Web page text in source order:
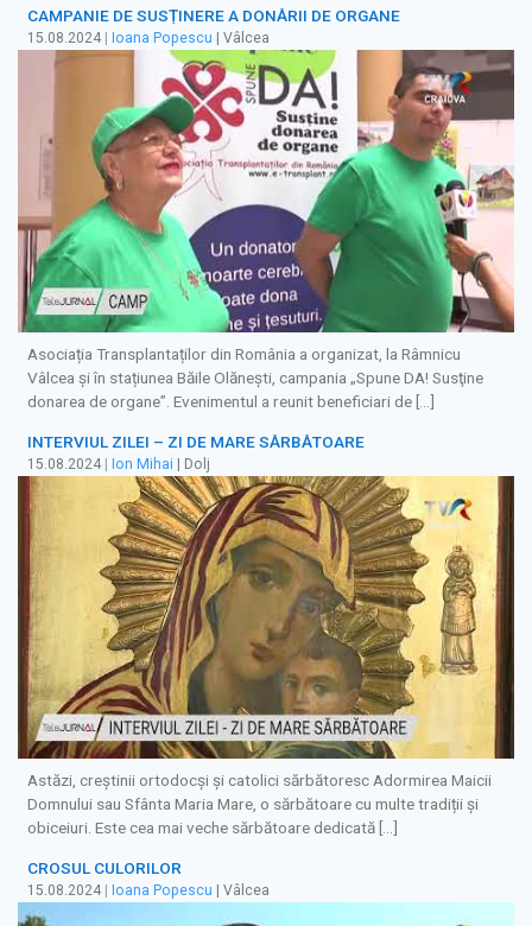
CAMPANIE DE SUSȚINERE A DONĂRII DE ORGANE
15.08.2024 | Ioana Popescu | Vâlcea
Asociația Transplantaților din România a organizat, la Râmnicu
Vâlcea și în stațiunea Băile Olănești, campania „Spune DA! Susţine
donarea de organe”. Evenimentul a reunit beneficiari de […]
INTERVIUL ZILEI – ZI DE MARE SĂRBĂTOARE
15.08.2024 Ion Mihai | Dolj
Astăzi, creștinii ortodocși și catolici sărbătoresc Adormirea Maicii
Domnului sau Sfânta Maria Mare, o sărbătoare cu multe tradiții și
obiceiuri. Este cea mai veche sărbătoare dedicată […]
CROSUL CULORILOR
15.08.2024 Ioana Popescu | Vâlcea